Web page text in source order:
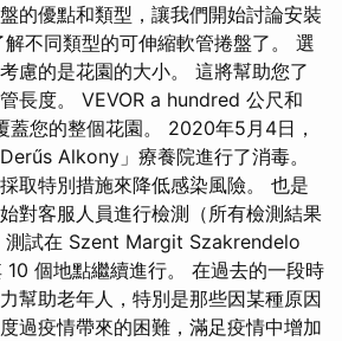
的優點和類型，讓我們開始討論安裝
不同類型的可伸縮軟管捲盤了。 選
慮的是花園的大小。 這將幫助您了
長度。 VEVOR a hundred 公尺和
蓋您的整個花園。 2020年5月4日，
Alkony」療養院進行了消毒。
取特別措施來降低感染風險。 也是
對客服人員進行檢測（所有檢測結果
測試在 Szent Margit Szakrendelo
10 個地點繼續進行。 在過去的一段時
幫助老年人，特別是那些因某種原因
過疫情帶來的困難，滿足疫情中增加